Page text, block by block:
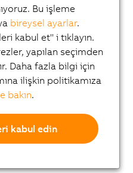
Bu işleme
bireysel ayarlar.
kabul et" i tıklayın.
yapılan seçimden
Daha fazla bilgi için
ilişkin politikamıza
bakın.
kabul edin